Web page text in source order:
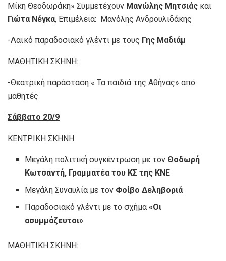
Μίκη Θεοδωράκη» Συμμετέχουν Μανώλης Μητσιάς και
Γιώτα Νέγκα, Επιμέλεια: Μανόλης Ανδρουλιδάκης
-Λαϊκό παραδοσιακό γλέντι με τους Γης Μαδιάμ
ΜΑΘΗΤΙΚΗ ΣΚΗΝΗ:
-Θεατρική παράσταση « Τα παιδιά της Αθήνας» από
μαθητές
Σάββατο 20/9
ΚΕΝΤΡΙΚΗ ΣΚΗΝΗ:
Μεγάλη πολιτική συγκέντρωση με τον Θοδωρή
Κωτσαντή, Γραμματέα του ΚΣ της ΚΝΕ
Μεγάλη Συναυλία με τον Φοίβο Δεληβοριά
Παραδοσιακό γλέντι με το σχήμα«Οι
ασυμμάζευτοι»
ΜΑΘΗΤΙΚΗ ΣΚΗΝΗ: